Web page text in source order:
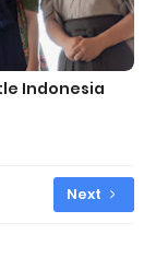
Indonesia
Next